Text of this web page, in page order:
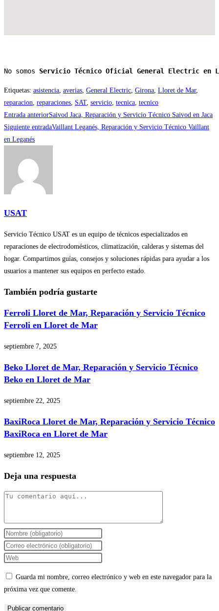
No somos Servicio Técnico Oficial General Electric en
Etiquetas: asistencia, averias, General Electric, Girona, Lloret de Mar,
reparacion, reparaciones, SAT, servicio, tecnica, tecnico
Leer
más
artículos
Entrada anteriorSaivod Jaca, Reparación y Servicio Técnico Saivod en Jaca
Siguiente entradaVaillant Leganés, Reparación y Servicio Técnico Vaillant
en Leganés
USAT
Servicio Técnico USAT es un equipo de técnicos especializados en
reparaciones de electrodomésticos, climatización, calderas y sistemas del
hogar. Compartimos guías, consejos y soluciones rápidas para ayudar a los
usuarios a mantener sus equipos en perfecto estado.
También podría gustarte
Ferroli Lloret de Mar, Reparación y Servicio Técnico
Ferroli en Lloret de Mar
septiembre 7, 2025
Beko Lloret de Mar, Reparación y Servicio Técnico
Beko en Lloret de Mar
septiembre 22, 2025
BaxiRoca Lloret de Mar, Reparación y Servicio Técnico
BaxiRoca en Lloret de Mar
septiembre 12, 2025
Deja una respuesta
Comentario
Introduce
tu
nombre
de
usuario
Introduce
tu
correo
electrónico
Introduce
de
tu
Guarda mi nombre, correo electrónico y web en este navegador para la
próxima vez que comente.